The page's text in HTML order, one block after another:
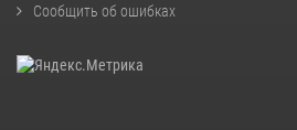
Сообщить об ошибках